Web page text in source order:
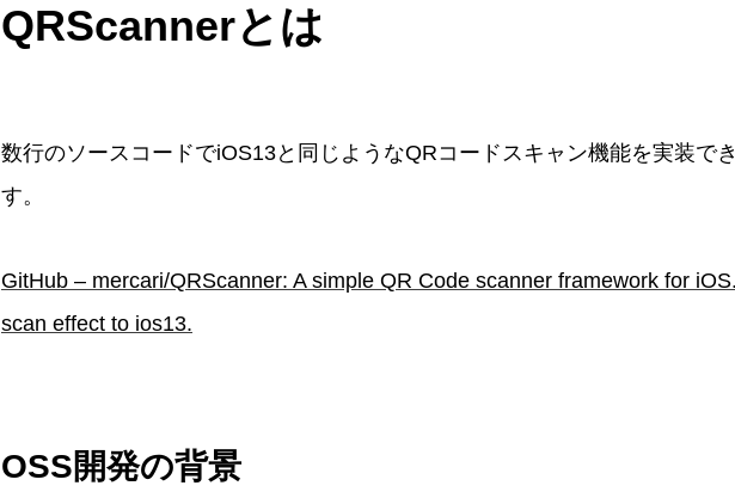
QRScannerとは
数行のソースコードでiOS13と同じようなQRコードスキャン機能を実装で
す。
GitHub – mercari/QRScanner: A simple QR Code scanner framework for
scan effect to ios13.
OSS開発の背景